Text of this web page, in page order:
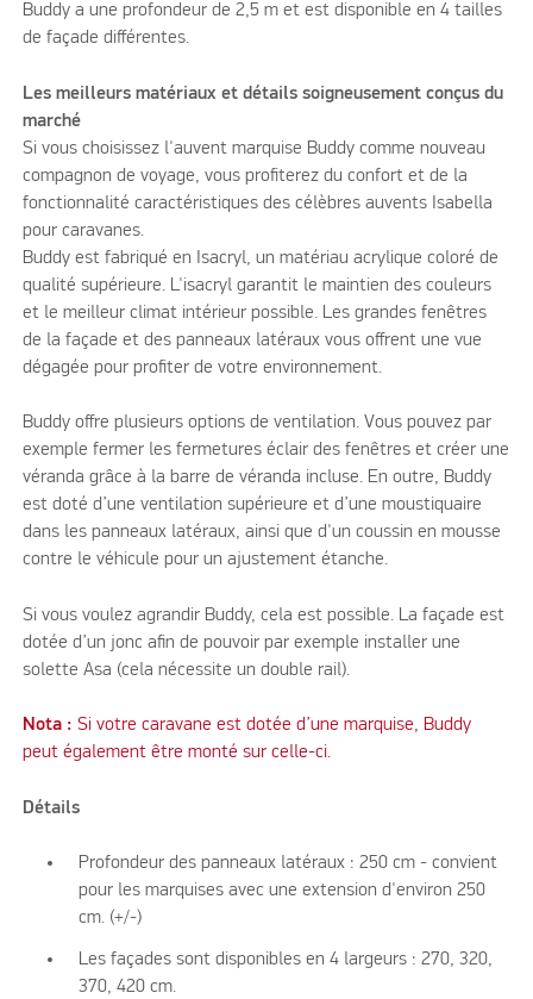
Buddy a une profondeur de 2,5 m et est disponible en 4 tailles
de façade différentes.
Les meilleurs matériaux et détails soigneusement conçus du
marché
Si vous choisissez l'auvent marquise Buddy comme nouveau
compagnon de voyage, vous profiterez du confort et de la
fonctionnalité caractéristiques des célèbres auvents Isabella
pour caravanes.
Buddy est fabriqué en Isacryl, un matériau acrylique coloré de
qualité supérieure. L'isacryl garantit le maintien des couleurs
et le meilleur climat intérieur possible. Les grandes fenêtres
de la façade et des panneaux latéraux vous offrent une vue
dégagée pour profiter de votre environnement.
Buddy offre plusieurs options de ventilation. Vous pouvez par
exemple fermer les fermetures éclair des fenêtres et créer une
véranda grâce à la barre de véranda incluse. En outre, Buddy
est doté d’une ventilation supérieure et d’une moustiquaire
dans les panneaux latéraux, ainsi que d'un coussin en mousse
contre le véhicule pour un ajustement étanche.
Si vous voulez agrandir Buddy, cela est possible. La façade est
dotée d’un jonc afin de pouvoir par exemple installer une
solette Asa (cela nécessite un double rail).
Nota : Si votre caravane est dotée d’une marquise, Buddy
peut également être monté sur celle-ci.
Détails
Profondeur des panneaux latéraux : 250 cm - convient
pour les marquises avec une extension d'environ 250
cm. (+/-)
Les façades sont disponibles en 4 largeurs : 270, 320,
370, 420 cm.